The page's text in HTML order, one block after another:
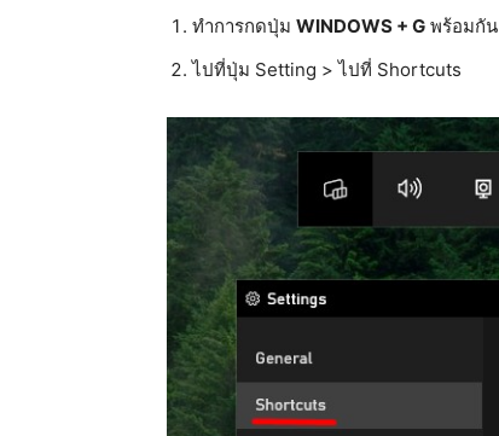
ทำการกดปุ่ม WINDOWS + G พร้อมกัน
ไปที่ปุ่ม Setting > ไปที่ Shortcuts